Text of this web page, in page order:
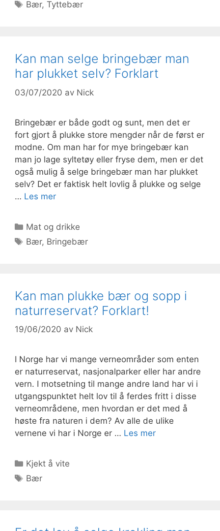
Stikkord
Bær,Tyttebær
Kan man selge bringebær man
har plukket selv? Forklart
03/07/2020 av Nick
Bringebær er både godt og sunt, men det er
fort gjort å plukke store mengder når de først er
modne. Om man har for mye bringebær kan
man jo lage syltetøy eller fryse dem, men er det
også mulig å selge bringebær man har plukket
selv? Det er faktisk helt lovlig å plukke og selge
… Les mer
Kategorier
Mat og drikke
Stikkord
Bær, Bringebær
Kan man plukke bær og sopp i
naturreservat? Forklart!
19/06/2020 av Nick
I Norge har vi mange verneområder som enten
er naturreservat, nasjonalparker eller har andre
vern. I motsetning til mange andre land har vi i
utgangspunktet helt lov til å ferdes fritt i disse
verneområdene, men hvordan er det med å
høste fra naturen i dem? Av alle de ulike
vernene vi har i Norge er … Les mer
Kategorier
Kjekt å vite
Stikkord
Bær